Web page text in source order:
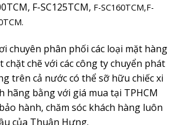
F-SC125TCM, F-SC160TCM,F-
chuyên phân phối các loại mặt hàng
chặt chẽ với các công ty chuyển phát
trên cả nước có thể sỡ hữu chiếc xi
hãng bằng với giá mua tại TPHCM
hành, chăm sóc khách hàng luôn
của Thuận Hưng.